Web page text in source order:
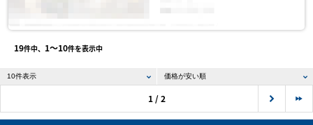
19件中、 1〜10件を表示中
1 / 2